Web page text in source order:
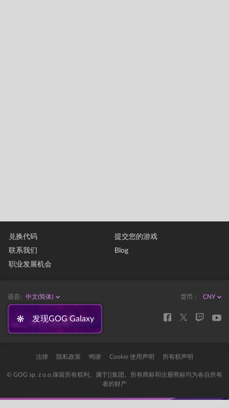
兑换代码
联系我们
职业发展机会
提交您的游戏
Blog
语言: 中文(简体) 货币：
发现GOG Galaxy
法律 隐私政策 鸣谢 Cookie 使用声明 所有权声明
© GOG sp. z o.o.保留所有权利。属于[]集团。所有商标和注册商标均为各自所有
者的财产